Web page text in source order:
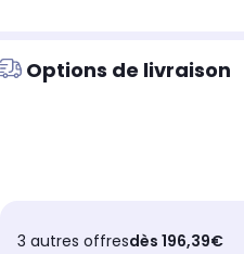
Options de livraison
3 autres offresdès 196,39€